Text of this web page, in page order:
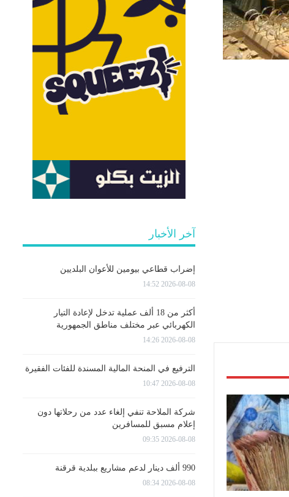
آخر الأخبار
إضراب قطاعي بيومين للأعوان البلديين
2026-08-08 14:52
أكثر من 18 ألف عملية تدخل لإعادة التيار
الكهربائي عبر مختلف مناطق الجمهورية
2026-08-08 14:26
الترفيع في المنحة المالية المسندة للفئات الفقيرة
2026-08-08 10:47
شركة الملاحة تنفي إلغاء عدد من رحلاتها دون
إعلام مسبق للمسافرين
2026-08-08 09:35
990 ألف دينار لدعم مشاريع ببلدية قرقنة
2026-08-08 08:34